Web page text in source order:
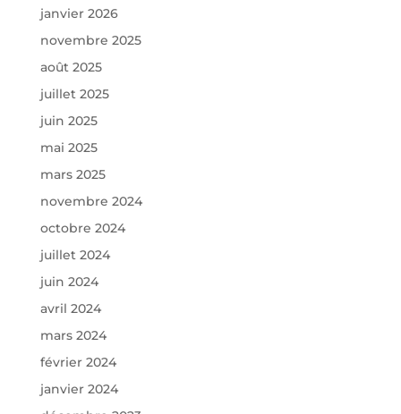
janvier 2026
novembre 2025
août 2025
juillet 2025
juin 2025
mai 2025
mars 2025
novembre 2024
octobre 2024
juillet 2024
juin 2024
avril 2024
mars 2024
février 2024
janvier 2024